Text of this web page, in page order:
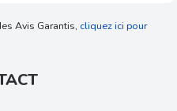
Avis Garantis, cliquez ici pour